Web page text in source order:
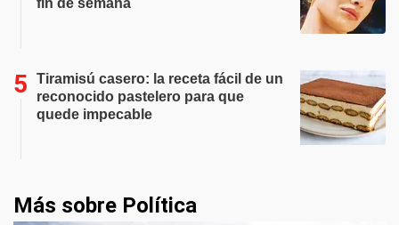
fin de semana
Tiramisú casero: la receta fácil de un
reconocido pastelero para que
quede impecable
Más sobre Política